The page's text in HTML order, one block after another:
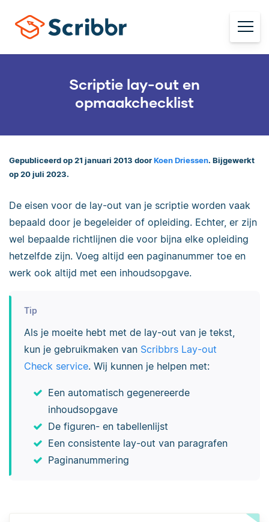
Scriptie lay-out en
opmaakchecklist
Gepubliceerd op 21 januari 2013 door Koen Driessen. Bijgewerkt
op 20 juli 2023.
De eisen voor de lay-out van je scriptie worden vaak
bepaald door je begeleider of opleiding. Echter, er zijn
wel bepaalde richtlijnen die voor bijna elke opleiding
hetzelfde zijn. Voeg altijd een paginanummer toe en
werk ook altijd met een inhoudsopgave.
Tip
Als je moeite hebt met de lay-out van je tekst,
kun je gebruikmaken van Scribbrs Lay-out
Check service. Wij kunnen je helpen met:
Een automatisch gegenereerde
inhoudsopgave
De figuren- en tabellenlijst
Een consistente lay-out van paragrafen
Paginanummering